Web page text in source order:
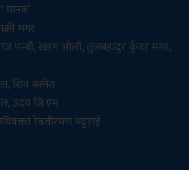
मानव’
मगर
पन्थी, खडग ओली, तुलबहादुर कुँवर मगर,
शिव बस्नेत
उदय जि.एम
रेवतीरमण भट्टराई